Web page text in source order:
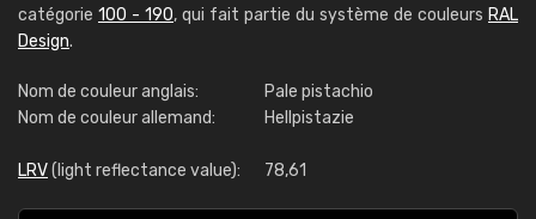
catégorie 100 - 190, qui fait partie du système de couleurs RAL
Design.
Nom de couleur anglais:
Pale pistachio
Nom de couleur allemand:
Hellpistazie
LRV(light reflectance value): 78,61